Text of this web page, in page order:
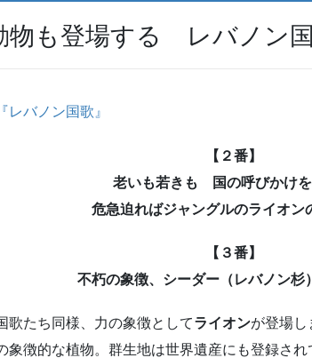
物も登場する レバノン
『レバノン国歌』
【２番】
老いも若きも 国の呼びかけを
危急迫ればジャングルのライオン
【３番】
不朽の象徴、シーダー（レバノン杉
歌たち同様、力の象徴としてライオンが登場し
象徴的な植物。群生地は世界遺産にも登録さ